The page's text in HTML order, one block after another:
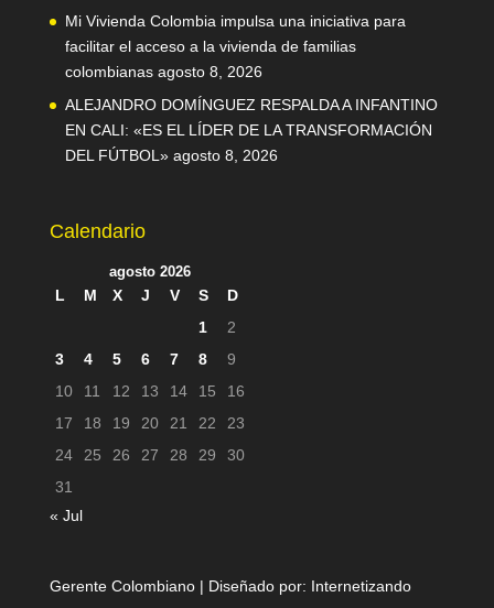
Mi Vivienda Colombia impulsa una iniciativa para
facilitar el acceso a la vivienda de familias
colombianas agosto 8, 2026
ALEJANDRO DOMÍNGUEZ RESPALDA A INFANTINO
EN CALI: «ES EL LÍDER DE LA TRANSFORMACIÓN
DEL FÚTBOL» agosto 8, 2026
Calendario
agosto 2026
L M X J V S
D
1
2
3
4 5 6 7 8
9
10
11 12 13 14 15
16
17
18 19 20 21 22
23
24
25 26 27 28 29
30
31
« Jul
Gerente Colombiano | Diseñado por: Internetizando